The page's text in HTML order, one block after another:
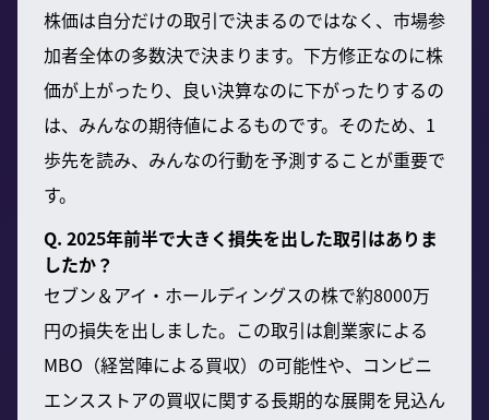
株価は自分だけの取引で決まるのではなく、市場参
加者全体の多数決で決まります。下方修正なのに株
価が上がったり、良い決算なのに下がったりするの
は、みんなの期待値によるものです。そのため、1
歩先を読み、みんなの行動を予測することが重要で
す。
Q. 2025年前半で大きく損失を出した取引はありま
したか？
セブン＆アイ・ホールディングスの株で約8000万
円の損失を出しました。この取引は創業家による
MBO（経営陣による買収）の可能性や、コンビニ
エンスストアの買収に関する長期的な展開を見込ん